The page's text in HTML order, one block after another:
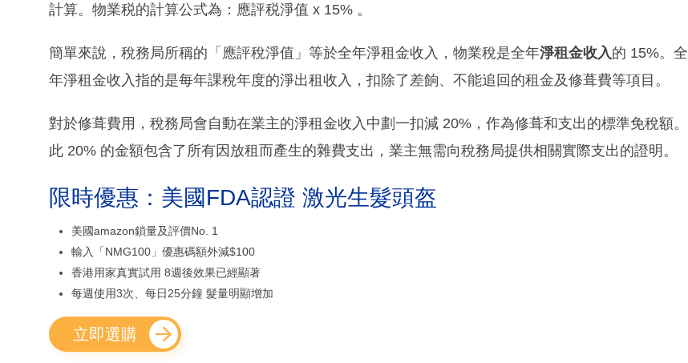
計算。物業税的計算公式為：應評税淨值 x 15% 。
簡單來說，稅務局所稱的「應評稅淨值」等於全年淨租金收入，物業稅是全年淨租金收入的 15%。全
年淨租金收入指的是每年課稅年度的淨出租收入，扣除了差餉、不能追回的租金及修葺費等項目。
對於修葺費用，稅務局會自動在業主的淨租金收入中劃一扣減 20%，作為修葺和支出的標準免稅額。
此 20% 的金額包含了所有因放租而產生的雜費支出，業主無需向稅務局提供相關實際支出的證明。
限時優惠：美國FDA認證 激光生髮頭盔
美國amazon鎖量及評價No. 1
輸入「NMG100」優惠碼額外減$100
香港用家真實試用 8週後效果已經顯著
每週使用3次、每日25分鐘 髮量明顯增加
立即選購